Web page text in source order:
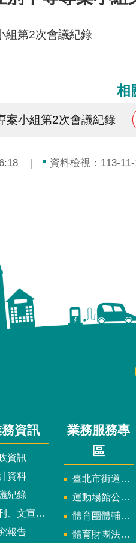
組第2次會議紀錄
相
案小組第2次會議紀錄
資料檢視：113-
資訊
資訊
資料
紀錄
文宣及出版品
報告
業務服務專
區
臺北市街道遊戲申請專區
運動場館公司設立輔導專區
體育團體輔導訪視
體育財團法人/公益信託專區